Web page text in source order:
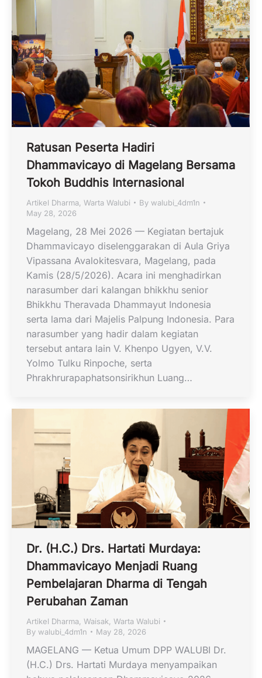
Ratusan Peserta Hadiri
Dhammavicayo di Magelang Bersama
Tokoh Buddhis Internasional
Artikel Dharma Warta Walubi By walubi_4dm1n
May 28, 2026
Magelang, 28 Mei 2026 — Kegiatan bertajuk
Dhammavicayo diselenggarakan di Aula Griya
Vipassana Avalokitesvara, Magelang, pada
Kamis (28/5/2026). Acara ini menghadirkan
narasumber dari kalangan bhikkhu senior
Bhikkhu Theravada Dhammayut Indonesia
serta lama dari Majelis Palpung Indonesia. Para
narasumber yang hadir dalam kegiatan
tersebut antara lain V. Khenpo Ugyen, V.V.
Yolmo Tulku Rinpoche, serta
Phrakhrurapaphatsonsirikhun Luang…
Dr. (H.C.) Drs. Hartati Murdaya:
Dhammavicayo Menjadi Ruang
Pembelajaran Dharma di Tengah
Perubahan Zaman
Artikel Dharma Waisak Warta Walubi
By walubi_4dm1n May 28, 2026
MAGELANG — Ketua Umum DPP WALUBI Dr.
(H.C.) Drs. Hartati Murdaya menyampaikan